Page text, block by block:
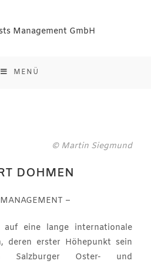
MENÜ
© Martin Siegmund
DOHMEN
–
eine lange internationale
deren erster Höhepunkt sein
Salzburger Oster- und